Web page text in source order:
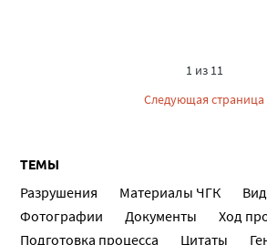
1 из 11
Следующая страница
ТЕМЫ
Разрушения Материалы ЧГК
Фотографии
Документы
Ход
Подготовка процесса
Цитаты